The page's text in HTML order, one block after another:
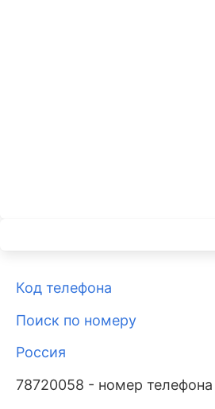
Код телефона
Поиск по номеру
Россия
78720058 - номер телефона